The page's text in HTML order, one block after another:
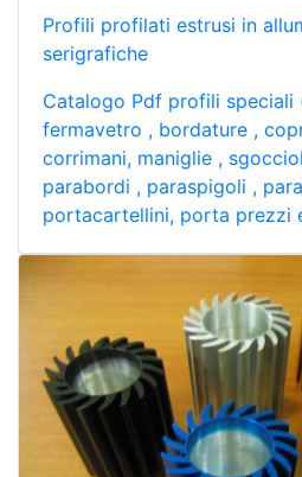
Profili profilati estrusi in
serigrafiche
Catalogo Pdf profili speciali
fermavetro , bordature ,
corrimani, maniglie ,
parabordi , paraspigoli ,
portacartellini, porta prezzi